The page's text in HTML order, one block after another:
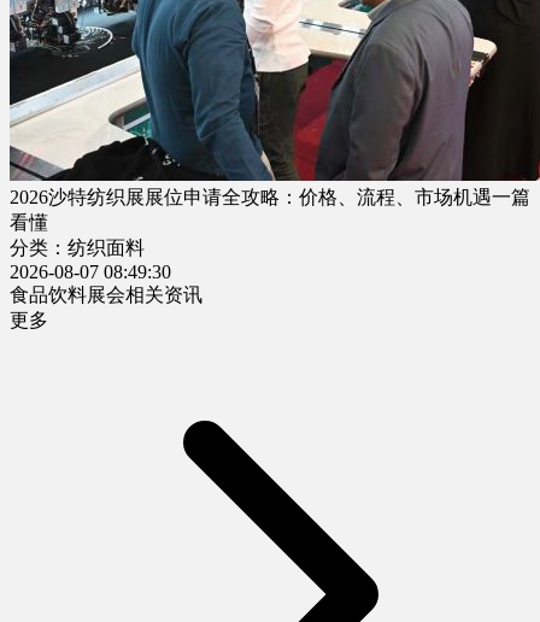
2026沙特纺织展展位申请全攻略：价格、流程、市场机遇一篇
看懂
分类：纺织面料
2026-08-07 08:49:30
食品饮料展会相关资讯
更多